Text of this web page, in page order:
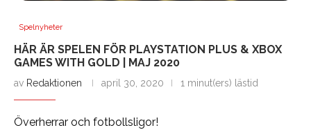
Spelnyheter
HÄR ÄR SPELEN FÖR PLAYSTATION PLUS & XBOX
GAMES WITH GOLD | MAJ 2020
av Redaktionen april 30, 2020 1 minut(ers) lästid
Överherrar och fotbollsligor!